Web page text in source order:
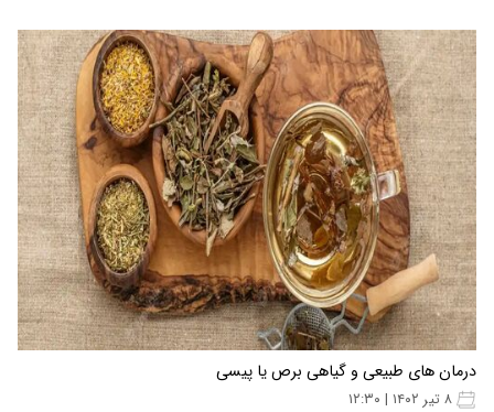
درمان های طبیعی و گیاهی برص یا پیسی